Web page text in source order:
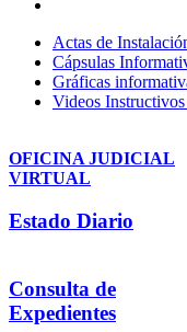
Actas de
Cápsulas
Gráficas
Videos
OFICINA JUDICIAL
VIRTUAL
Estado Diario
Consulta de
Expedientes